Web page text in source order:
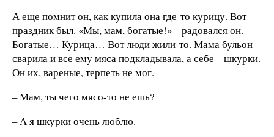
А еще помнит он, как купила она где-то курицу. Вот
праздник был. «Мы, мам, богатые!» – радовался он.
Богатые… Курица… Вот люди жили-то. Мама бульон
сварила и все ему мяса подкладывала, а себе – шкурки.
Он их, вареные, терпеть не мог.
– Мам, ты чего мясо-то не ешь?
– А я шкурки очень люблю.